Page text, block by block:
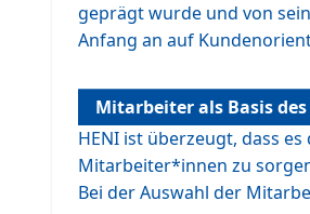
geprägt wurde und von
Anfang an auf
Mitarbeiter als Basis
HENI ist überzeugt, dass
Mitarbeiter*innen zu
Bei der Auswahl der